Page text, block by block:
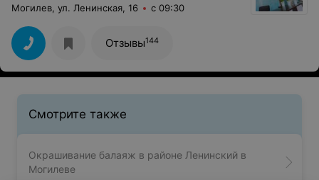
Могилев, ул. Ленинская, 16 с 09:30
Отзывы144
Смотрите также
Окрашивание балаяж в районе Ленинский в
Могилеве